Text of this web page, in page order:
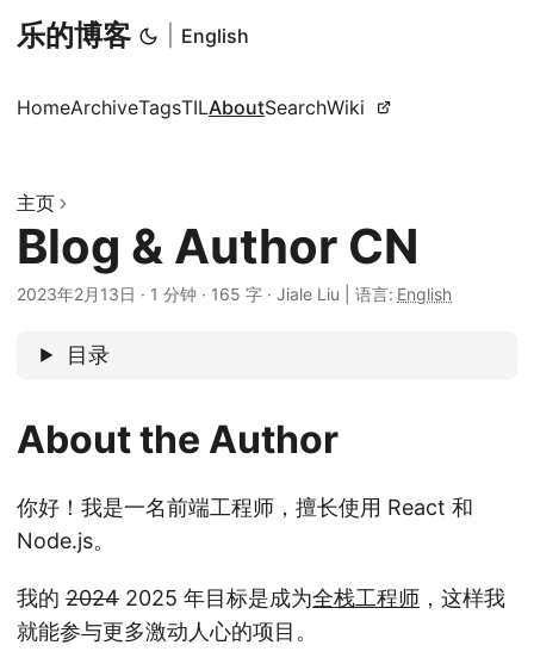
乐的博客 English
HomeArchiveTagsTILAboutSearchWiki
主页
Blog & Author CN
2023年2月13日 · 1 分钟 · 165 字 · Jiale Liu 语言: English
目录
About the Author
你好！我是一名前端工程师，擅长使用 React 和
Node.js。
我的 2024 2025 年目标是成为全栈工程师 ，这样我
就能参与更多激动人心的项目。